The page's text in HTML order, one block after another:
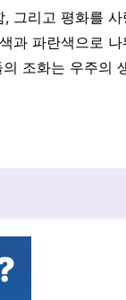
그리고 평화를
과 파란색으로
조화는 우주의